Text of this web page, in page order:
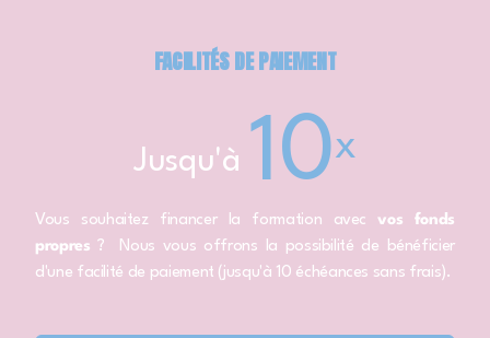
FACILITÉS DE PAIEMENT
Jusqu'à 10x
Vous souhaitez financer la formation avec vos fonds
propres ? Nous vous offrons la possibilité de bénéficier
d'une facilité de paiement (jusqu'à 10 échéances sans frais).